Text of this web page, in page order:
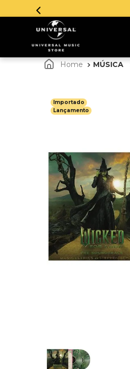
MÚSICA
Importado
Lançamento